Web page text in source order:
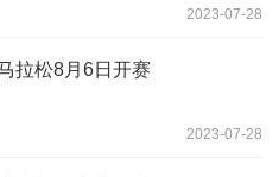
2023-07-28
拉松8月6日开赛
2023-07-28